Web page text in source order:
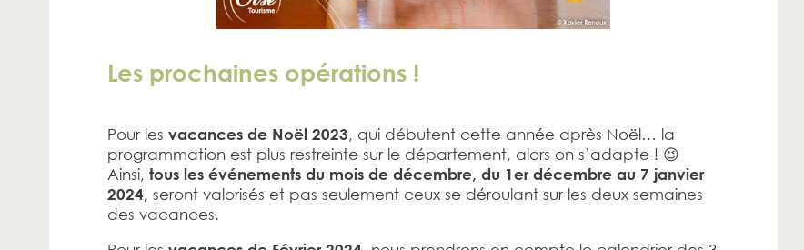
Les prochaines opérations !
Pour les vacances de Noël 2023, qui débutent cette année après Noël… la
programmation est plus restreinte sur le département, alors on s’adapte ! 😉
Ainsi, tous les événements du mois de décembre, du 1er décembre au 7 janvier
2024, seront valorisés et pas seulement ceux se déroulant sur les deux semaines
des vacances.